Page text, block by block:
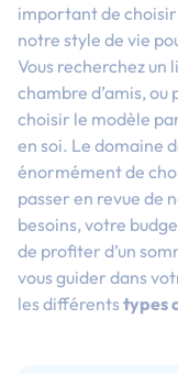
important de choisir
notre style de vie
Vous recherchez un
chambre d’amis, ou
choisir le modèle
en soi. Le domaine
énormément de
passer en revue de
besoins, votre
de profiter d’un
vous guider dans
les différents types